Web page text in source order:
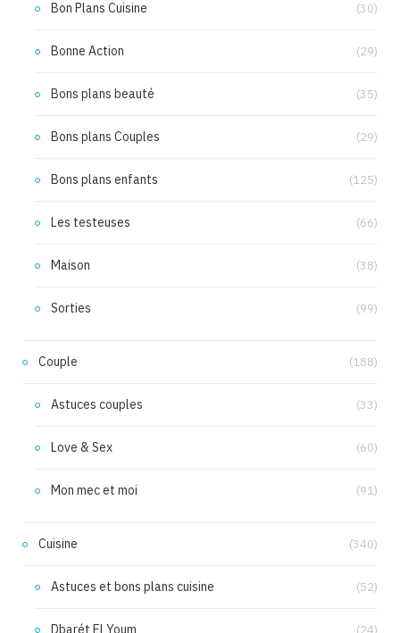
Bon Plans Cuisine (30)
Bonne Action (29)
Bons plans beauté (35)
Bons plans Couples (29)
Bons plans enfants (125)
Les testeuses (66)
Maison (38)
Sorties (99)
Couple (188)
Astuces couples (33)
Love & Sex (60)
Mon mec et moi (91)
Cuisine (340)
Astuces et bons plans cuisine (52)
Dbarét El Youm